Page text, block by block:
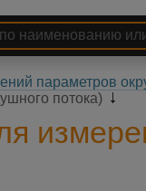
параметров
потока)